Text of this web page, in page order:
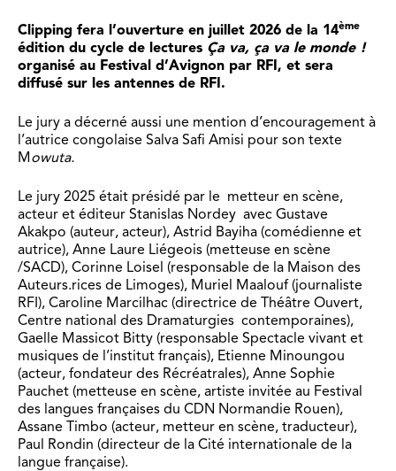
Clipping fera l’ouverture en juillet 2026 de la 14ème
édition du cycle de lectures Ça va, ça va le monde !
organisé au Festival d’Avignon par RFI, et sera
diffusé sur les antennes de RFI.
Le jury a décerné aussi une mention d’encouragement à
l’autrice congolaise Salva Safi Amisi pour son texte
Mowuta.
Le jury 2025 était présidé par le metteur en scène,
acteur et éditeur Stanislas Nordey avec Gustave
Akakpo (auteur, acteur), Astrid Bayiha (comédienne et
autrice), Anne Laure Liégeois (metteuse en scène
/SACD), Corinne Loisel (responsable de la Maison des
Auteurs.rices de Limoges), Muriel Maalouf (journaliste
RFI), Caroline Marcilhac (directrice de Théâtre Ouvert,
Centre national des Dramaturgies contemporaines),
Gaelle Massicot Bitty (responsable Spectacle vivant et
musiques de l’institut français), Etienne Minoungou
(acteur, fondateur des Récréatrales), Anne Sophie
Pauchet (metteuse en scène, artiste invitée au Festival
des langues françaises du CDN Normandie Rouen),
Assane Timbo (acteur, metteur en scène, traducteur),
Paul Rondin (directeur de la Cité internationale de la
langue française).